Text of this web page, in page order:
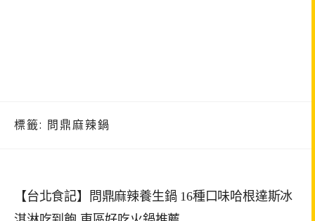
標籤: 問鼎麻辣鍋
【台北食記】問鼎麻辣養生鍋 16種口味哈根達斯冰